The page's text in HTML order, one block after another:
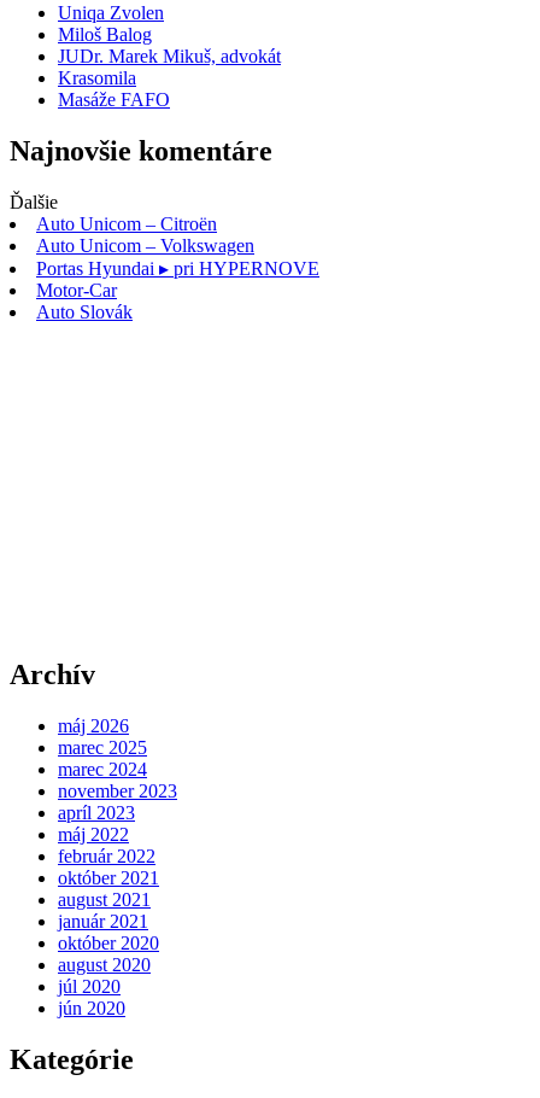
Uniqa Zvolen
Miloš Balog
JUDr. Marek Mikuš, advokát
Krasomila
Masáže FAFO
Najnovšie komentáre
Ďalšie
Auto Unicom – Citroën
Auto Unicom – Volkswagen
Portas Hyundai ▸ pri HYPERNOVE
Motor-Car
Auto Slovák
Archív
máj 2026
marec 2025
marec 2024
november 2023
apríl 2023
máj 2022
február 2022
október 2021
august 2021
január 2021
október 2020
august 2020
júl 2020
jún 2020
Kategórie